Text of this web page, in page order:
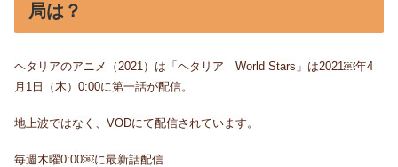
局は？
ヘタリアのアニメ（2021）は「ヘタリア World Stars」は2021￼年4
月1日（木）0:00に第一話が配信。
地上波ではなく、VODにて配信されています。
毎週木曜0:00￼に最新話配信